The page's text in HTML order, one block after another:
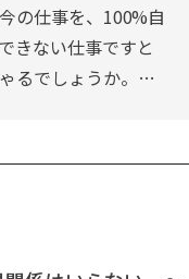
の仕事を、100%自
きない仕事ですと
るでしょうか。…